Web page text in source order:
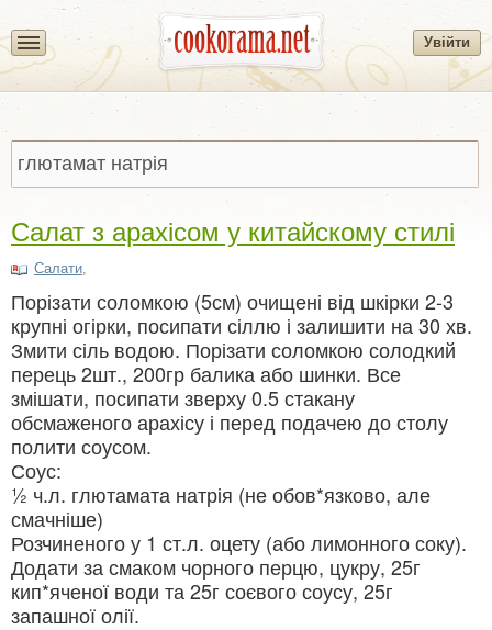
Увійти
Салат з арахісом у китайскому стилі
Салати,
Порізати соломкою (5см) очищені від шкірки 2-3
крупні огірки, посипати сіллю і залишити на 30 хв.
Змити сіль водою. Порізати соломкою солодкий
перець 2шт., 200гр балика або шинки. Все
змішати, посипати зверху 0.5 стакану
обсмаженого арахісу і перед подачею до столу
полити соусом.
Соус:
½ ч.л. глютамата натрія (не обов*язково, але
смачніше)
Розчиненого у 1 ст.л. оцету (або лимонного соку).
Додати за смаком чорного перцю, цукру, 25г
кип*яченої води та 25г соєвого соусу, 25г
запашної олії.